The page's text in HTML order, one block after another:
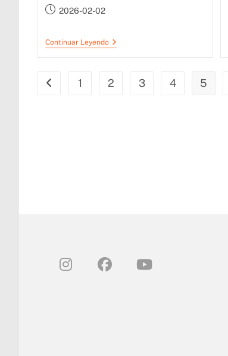
2026-02-02
Continuar Leyendo
1 2 3 4 5